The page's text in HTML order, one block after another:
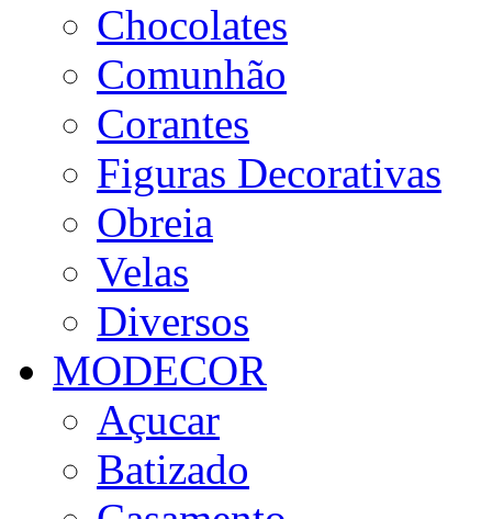
Chocolates
Comunhão
Corantes
Figuras Decorativas
Obreia
Velas
Diversos
MODECOR
Açucar
Batizado